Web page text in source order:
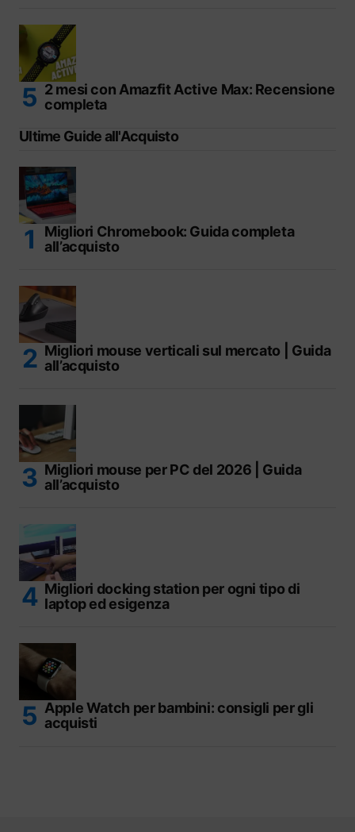
2 mesi con Amazfit Active Max: Recensione
completa
Ultime Guide all'Acquisto
Migliori Chromebook: Guida completa
all’acquisto
Migliori mouse verticali sul mercato | Guida
all’acquisto
Migliori mouse per PC del 2026 | Guida
all’acquisto
Migliori docking station per ogni tipo di
laptop ed esigenza
Apple Watch per bambini: consigli per gli
acquisti